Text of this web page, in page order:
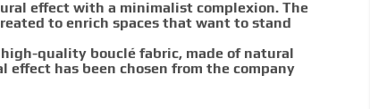
effect with a minimalist complexion. The
to enrich spaces that want to stand
quality bouclé fabric, made of natural
effect has been chosen from the company